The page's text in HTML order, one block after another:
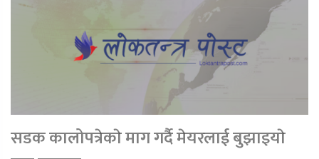
सडक कालोपत्रेकाे माग गर्दै मेयरलाई बुझाइयाे